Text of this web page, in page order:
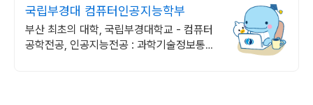
국립부경대 컴퓨터인공지능학부
부산 최초의 대학, 국립부경대학교 - 컴퓨터
공학전공, 인공지능전공 : 과학기술정보통신